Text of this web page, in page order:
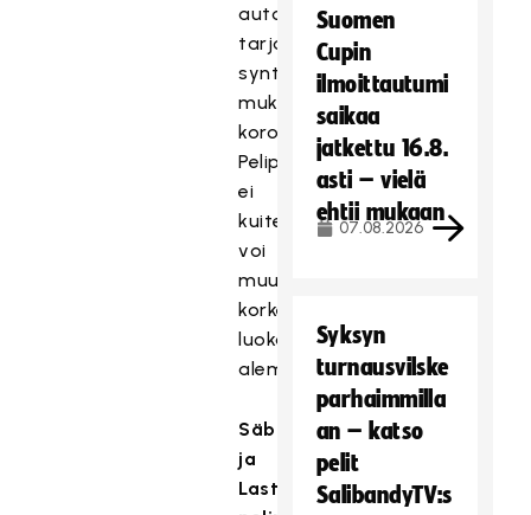
automaattisesti
tarjolle
syntymävuoden
mukaiset
korotusvaihtoehdot.
Pelipassia
ei
kuitenkaan
voi
muuttaa
korkeammasta
luokasta
alempaan.
Säbäkipinäpelipassi
ja
Lasten
Suomen
Cupin
ilmoittautumi
saikaa
jatkettu 16.8.
asti – vielä
ehtii mukaan
07.08.2026
Syksyn
turnausvilske
parhaimmilla
an – katso
pelit
SalibandyTV:s